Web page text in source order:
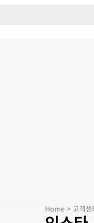
Home> 고객센